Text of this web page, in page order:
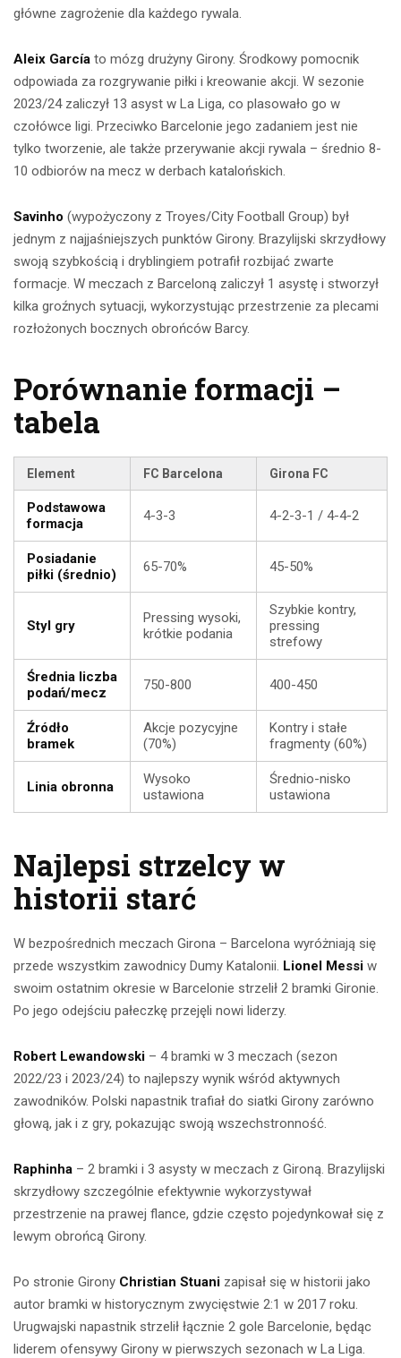
główne zagrożenie dla każdego rywala.
Aleix García to mózg drużyny Girony. Środkowy pomocnik
odpowiada za rozgrywanie piłki i kreowanie akcji. W sezonie
2023/24 zaliczył 13 asyst w La Liga, co plasowało go w
czołówce ligi. Przeciwko Barcelonie jego zadaniem jest nie
tylko tworzenie, ale także przerywanie akcji rywala – średnio 8-
10 odbiorów na mecz w derbach katalońskich.
Savinho (wypożyczony z Troyes/City Football Group) był
jednym z najjaśniejszych punktów Girony. Brazylijski skrzydłowy
swoją szybkością i dryblingiem potrafił rozbijać zwarte
formacje. W meczach z Barceloną zaliczył 1 asystę i stworzył
kilka groźnych sytuacji, wykorzystując przestrzenie za plecami
rozłożonych bocznych obrońców Barcy.
Porównanie formacji –
tabela
Element FC Barcelona Girona FC
Podstawowa
formacja
4-3-3 4-2-3-1 / 4-4-2
Posiadanie
piłki (średnio)
65-70% 45-50%
Styl gry
Pressing wysoki,
krótkie podania
Szybkie kontry,
pressing
strefowy
Średnia liczba
podań/mecz
750-800 400-450
Źródło
bramek
Akcje pozycyjne
(70%)
Kontry i stałe
fragmenty (60%)
Linia obronna
Wysoko
ustawiona
Średnio-nisko
ustawiona
Najlepsi strzelcy w
historii starć
W bezpośrednich meczach Girona – Barcelona wyróżniają się
przede wszystkim zawodnicy Dumy Katalonii. Lionel Messi w
swoim ostatnim okresie w Barcelonie strzelił 2 bramki Gironie.
Po jego odejściu pałeczkę przejęli nowi liderzy.
Robert Lewandowski – 4 bramki w 3 meczach (sezon
2022/23 i 2023/24) to najlepszy wynik wśród aktywnych
zawodników. Polski napastnik trafiał do siatki Girony zarówno
głową, jak i z gry, pokazując swoją wszechstronność.
Raphinha – 2 bramki i 3 asysty w meczach z Gironą. Brazylijski
skrzydłowy szczególnie efektywnie wykorzystywał
przestrzenie na prawej flance, gdzie często pojedynkował się z
lewym obrońcą Girony.
Po stronie Girony Christian Stuani zapisał się w historii jako
autor bramki w historycznym zwycięstwie 2:1 w 2017 roku.
Urugwajski napastnik strzelił łącznie 2 gole Barcelonie, będąc
liderem ofensywy Girony w pierwszych sezonach w La Liga.